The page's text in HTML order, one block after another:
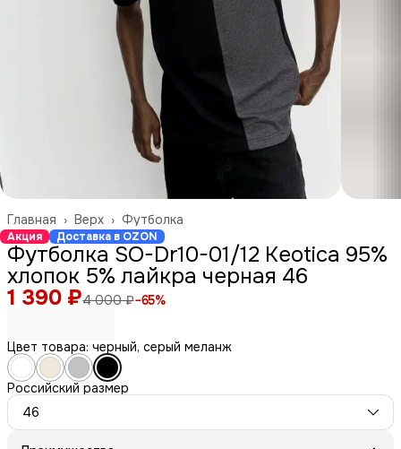
Футболка
Верх ›
Главная ›
Акция Доставка в OZON
Футболка SO-Dr10-01/12 Keotica 95%
хлопок 5% лайкра черная 46
1 390 ₽4 000 ₽−65%
Цвет товара: черный, серый меланж
Российский размер
46